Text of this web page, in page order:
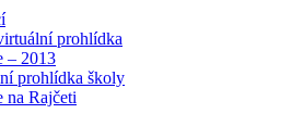
prohlídka
– 2013
prohlídka školy
na Rajčeti